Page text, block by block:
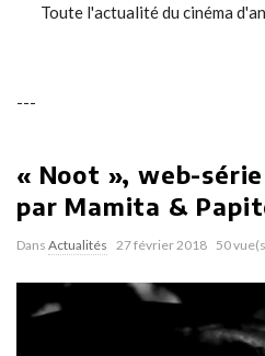
Toute l'actualité du cinéma
---
« Noot », web-
par Mamita &
Dans Actualités 27 février 2018 50